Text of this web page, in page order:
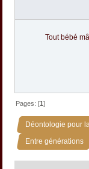
Tout bébé
Pages: [1]
Déontologie pour
Entre générations